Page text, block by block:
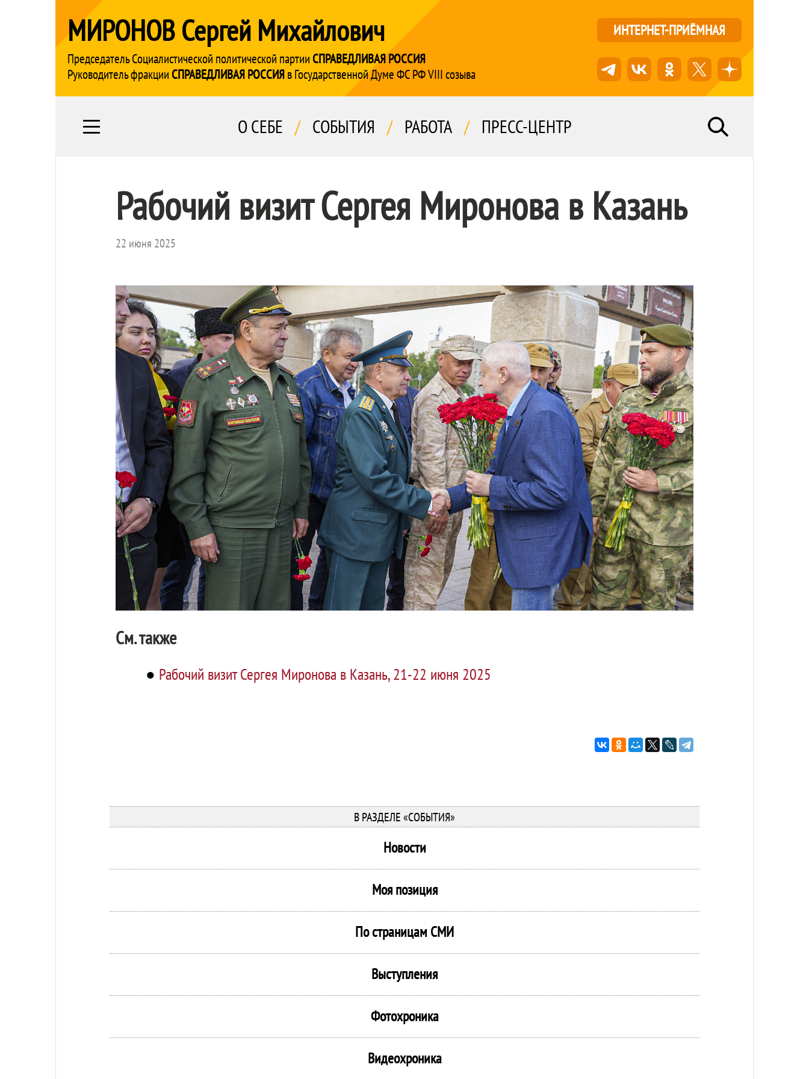
МИРОНОВ Сергей Михайлович
Председатель Социалистической политической партии СПРАВЕДЛИВАЯ РОССИЯ
Руководитель фракции СПРАВЕДЛИВАЯ РОССИЯв Государственной Думе ФС РФ VIII созыва
ИНТЕРНЕТ-ПРИЁМНАЯ
О СЕБЕ / СОБЫТИЯ / РАБОТА / ПРЕСС-ЦЕНТР
Рабочий визит Сергея Миронова в Казань
22 июня 2025
См. также
● Рабочий визит Сергея Миронова в Казань, 21-22 июня 2025
В РАЗДЕЛЕ «СОБЫТИЯ»
Новости
Моя позиция
По страницам СМИ
Выступления
Фотохроника
Видеохроника